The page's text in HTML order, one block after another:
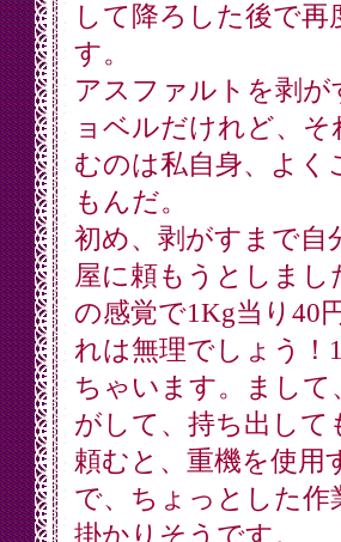
して降ろした後で再
す。
アスファルトを剥
ョベルだけれど、
むのは私自身、よく
もんだ。
初め、剥がすまで自
屋に頼もうとしまし
の感覚で1Kg当り40
れは無理でしょう！
ちゃいます。まし
がして、持ち出し
頼むと、重機を使用
で、ちょっとした
掛かりそうです。